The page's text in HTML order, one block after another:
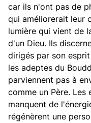
car ils n'ont pas de
qui améliorerait leur
lumière qui vient de
d'un Dieu. Ils
dirigés par son
les adeptes du
parviennent pas à
comme un Père. Les
manquent de
régénèrent une